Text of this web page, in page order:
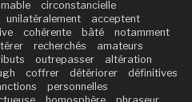
circonstancielle
unilatéralement
acceptent
cohérente bâté
notamment
recherchés
amateurs
outrepasser
altération
coffrer détériorer
définitives
personnelles